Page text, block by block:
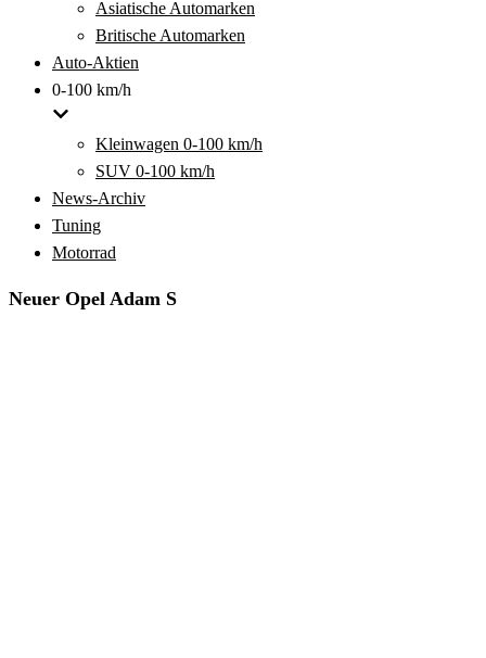
Asiatische Automarken
Britische Automarken
Auto-Aktien
0-100 km/h
Kleinwagen 0-100 km/h
SUV 0-100 km/h
News-Archiv
Tuning
Motorrad
Neuer Opel Adam S